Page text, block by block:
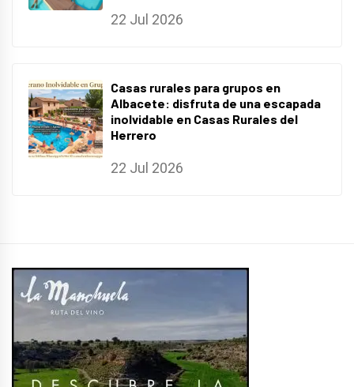
22 Jul 2026
Casas rurales para grupos en
Albacete: disfruta de una escapada
inolvidable en Casas Rurales del
Herrero
22 Jul 2026